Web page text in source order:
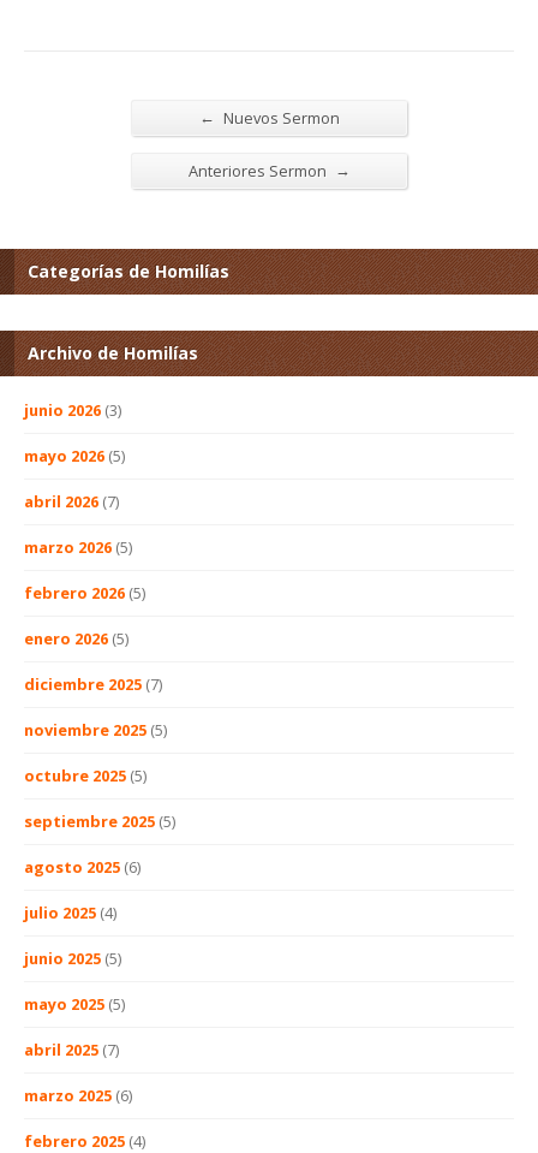
← Nuevos Sermon
Anteriores Sermon →
Categorías de Homilías
Archivo de Homilías
junio 2026 (3)
mayo 2026 (5)
abril 2026 (7)
marzo 2026 (5)
febrero 2026 (5)
enero 2026 (5)
diciembre 2025 (7)
noviembre 2025 (5)
octubre 2025 (5)
septiembre 2025 (5)
agosto 2025 (6)
julio 2025 (4)
junio 2025 (5)
mayo 2025 (5)
abril 2025 (7)
marzo 2025 (6)
febrero 2025 (4)